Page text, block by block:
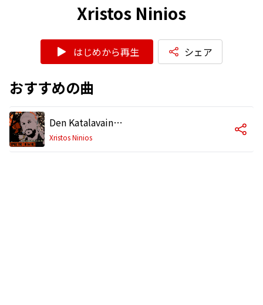
Xristos Ninios
はじめから再生 シェア
おすすめの曲
Den Katalavaino Ti Mou Les
Xristos Ninios